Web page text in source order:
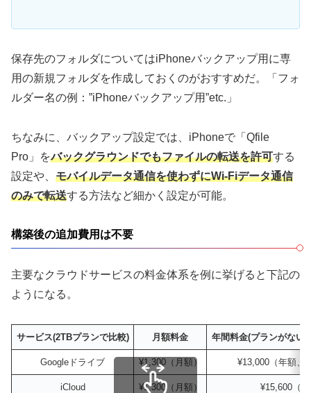
保存先のフォルダについてはiPhoneバックアップ用に専
用の新規フォルダを作成しておくのがおすすめだ。「フォ
ルダー名の例：”iPhoneバックアップ用”etc.」
ちなみに、バックアップ設定では、iPhoneで「Qfile
Pro」をバックグラウンドでもファイルの転送を許可する
設定や、 モバイルデータ通信を使わずにWi-Fiデータ通信
のみで転送する方法など細かく設定が可能。
構築後の追加費用は不要
主要なクラウドサービスの料金体系を例に挙げると下記の
ようになる。
サービス(2TBプランで比較) 月額料金 年間料金(プランがない
Googleドライブ ¥1,300（月額） ¥13,000（年額、
iCloud ¥1,300（月額） ¥15,600（